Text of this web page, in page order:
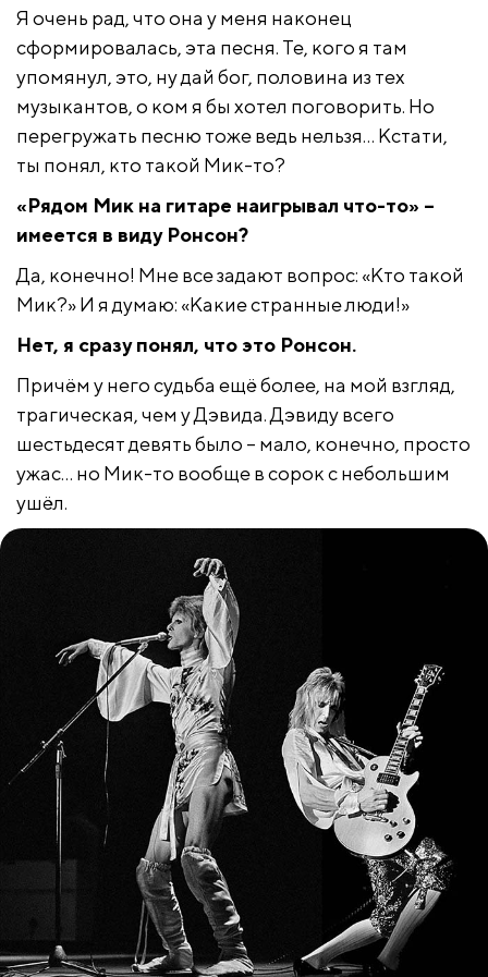
Я очень рад, что она у меня наконец
сформировалась, эта песня. Те, кого я там
упомянул, это, ну дай бог, половина из тех
музыкантов, о ком я бы хотел поговорить. Но
перегружать песню тоже ведь нельзя… Кстати,
ты понял, кто такой Мик-то?
«Рядом Мик на гитаре наигрывал что-то» –
имеется в виду Ронсон?
Да, конечно! Мне все задают вопрос: «Кто такой
Мик?» И я думаю: «Какие странные люди!»
Нет, я сразу понял, что это Ронсон.
Причём у него судьба ещё более, на мой взгляд,
трагическая, чем у Дэвида. Дэвиду всего
шестьдесят девять было – мало, конечно, просто
ужас… но Мик-то вообще в сорок с небольшим
ушёл.